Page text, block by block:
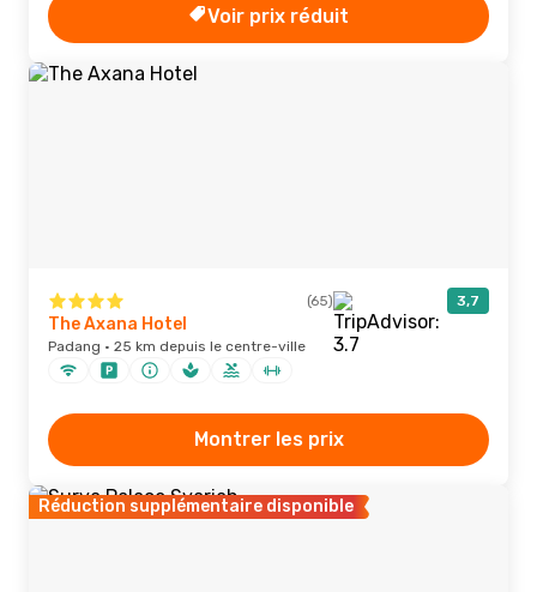
Voir prix réduit
(65) 3,7
The Axana Hotel
Padang · 25 km depuis le centre-ville
Montrer les prix
Réduction supplémentaire disponible